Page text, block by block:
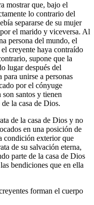
mostrar que, bajo el
lo contrario del
separarse de su mujer
el marido y viceversa. Al
persona del mundo, el
creyente haya contraído
supone que la
lugar después del
unirse a personas
por el cónyuge
santos y tienen
la casa de Dios.
de la casa de Dios y no
en una posición de
condición exterior que
de su salvación eterna,
parte de la casa de Dios
bendiciones que en ella
forman el cuerpo